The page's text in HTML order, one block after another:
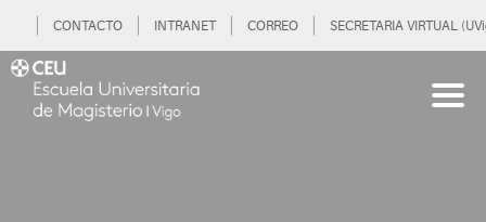
CONTACTO INTRANET CORREO SECRETARIA VIRTUAL